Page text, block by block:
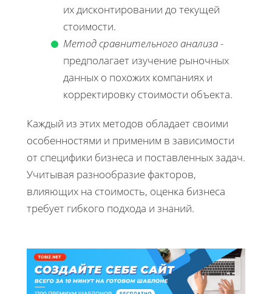
их дисконтировании до текущей
стоимости.
Метод сравнительного анализа-
предполагает изучение рыночных
данных о похожих компаниях и
корректировку стоимости объекта.
Каждый из этих методов обладает своими
особенностями и применим в зависимости
от специфики бизнеса и поставленных задач.
Учитывая разнообразие факторов,
влияющих на стоимость, оценка бизнеса
требует гибкого подхода и знаний.